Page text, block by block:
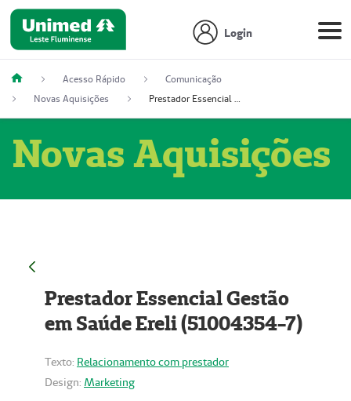
Login
Acesso Rápido
Comunicação
Novas Aquisições
Prestador Essencial Gestão em Saúde Ereli (51004354-7)
Novas Aquisições
Prestador Essencial Gestão
em Saúde Ereli (51004354-7)
Texto: Relacionamento com prestador
Design: Marketing